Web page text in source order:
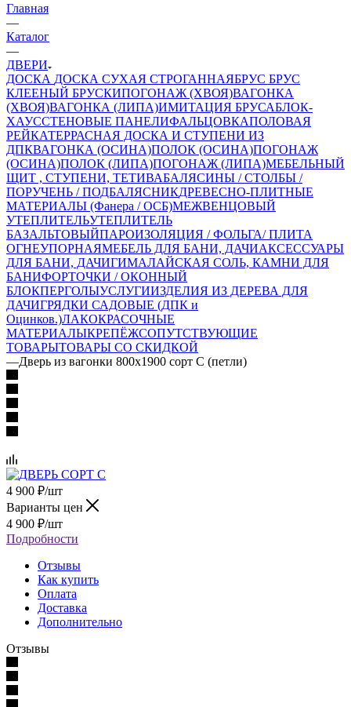
Главная
—
Каталог
—
ДВЕРИ
ДОСКА ДОСКА СУХАЯ СТРОГАННАЯБРУС БРУС
КЛЕЕНЫЙ БРУСКИПОГОНАЖ (ХВОЯ)ВАГОНКА
(ХВОЯ)ВАГОНКА (ЛИПА)ИМИТАЦИЯ БРУСАБЛОК-
ХАУССТЕНОВЫЕ ПАНЕЛИФАЛЬЦОВКАПОЛОВАЯ
РЕЙКАТЕРРАСНАЯ ДОСКА И СТУПЕНИ ИЗ
ДПКВАГОНКА (ОСИНА)ПОЛОК (ОСИНА)ПОГОНАЖ
(ОСИНА)ПОЛОК (ЛИПА)ПОГОНАЖ (ЛИПА)МЕБЕЛЬНЫЙ
ЩИТ , СТУПЕНИ, ТЕТИВАБАЛЯСИНЫ / СТОЛБЫ /
ПОРУЧЕНЬ / ПОДБАЛЯСНИКДРЕВЕСНО-ПЛИТНЫЕ
МАТЕРИАЛЫ (Фанера / ОСБ)МЕЖВЕНЦОВЫЙ
УТЕПЛИТЕЛЬУТЕПЛИТЕЛЬ
БАЗАЛЬТОВЫЙПАРОИЗОЛЯЦИЯ / ФОЛЬГА/ ПЛИТА
ОГНЕУПОРНАЯМЕБЕЛЬ ДЛЯ БАНИ, ДАЧИАКСЕССУАРЫ
ДЛЯ БАНИ, ДАЧИГИМАЛАЙСКАЯ СОЛЬ, КАМНИ ДЛЯ
БАНИФОРТОЧКИ / ОКОННЫЙ
БЛОКПЕРГОЛЫУСЛУГИИЗДЕЛИЯ ИЗ ДЕРЕВА ДЛЯ
ДАЧИГРЯДКИ САДОВЫЕ (ДПК и
Оцинков.)ЛАКОКРАСОЧНЫЕ
МАТЕРИАЛЫКРЕПЁЖСОПУТСТВУЮЩИЕ
ТОВАРЫТОВАРЫ СО СКИДКОЙ
—Дверь из вагонки 800х1900 сорт С (петли)
4 900 ₽/шт
Варианты цен
4 900 ₽/шт
Подробности
Отзывы
Как купить
Оплата
Доставка
Дополнительно
Отзывы